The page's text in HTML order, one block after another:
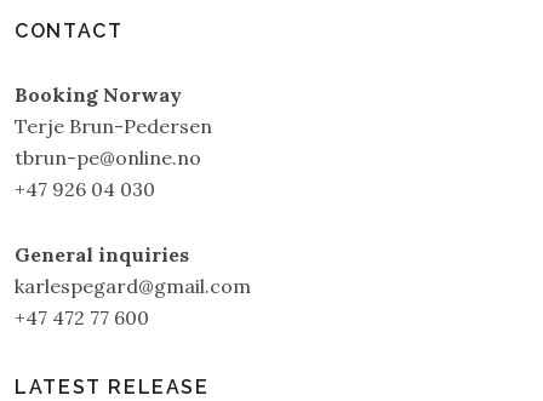
CONTACT
Booking Norway
Terje Brun-Pedersen
tbrun-pe@online.no
+47 926 04 030
General inquiries
karlespegard@gmail.com
+47 472 77 600
LATEST RELEASE